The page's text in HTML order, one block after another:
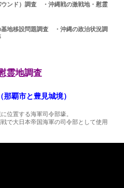
ウンド）調査 ・沖縄戦の激戦地・慰霊
地移設問題調査 ・沖縄の政治状況調
霊地調査
那覇市と豊見城境）
位置する海軍司令部壕。
で大日本帝国海軍の司令部として使用